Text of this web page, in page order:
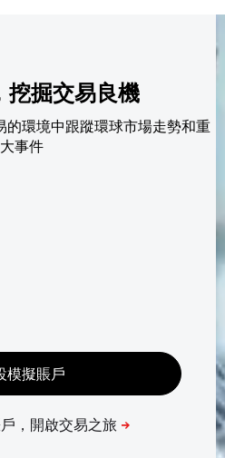
挖掘交易良機
的環境中跟蹤環球市場走勢和重
大事件